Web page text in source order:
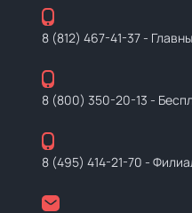
8 (812) 467-41-37-
8 (800) 350-20-13 -
8 (495) 414-21-70 -